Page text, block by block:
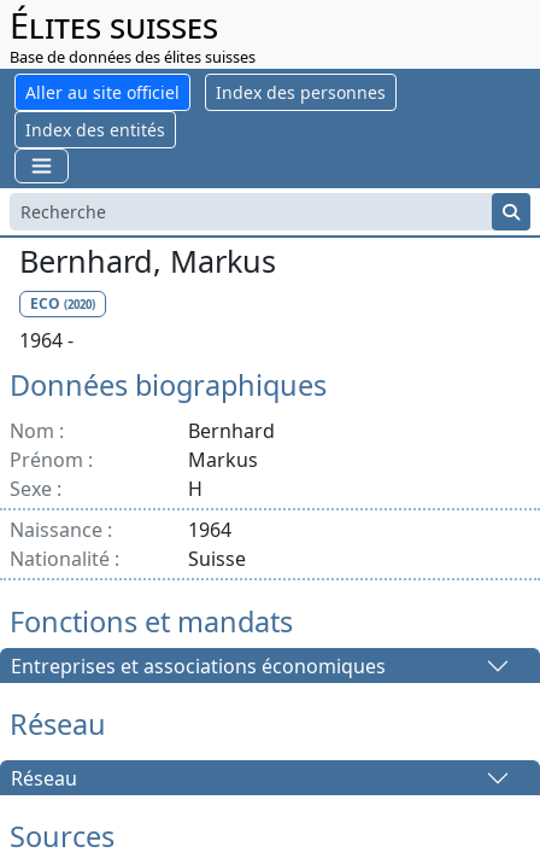
Élites suisses
Base de données des élites suisses
Aller au site officiel
Index des personnes
Index des entités
Bernhard, Markus
ECO (2020)
1964 -
Données biographiques
Nom :
Bernhard
Prénom :
Markus
Sexe :
H
Naissance :
1964
Nationalité :
Suisse
Fonctions et mandats
Entreprises et associations économiques
Réseau
Réseau
Sources